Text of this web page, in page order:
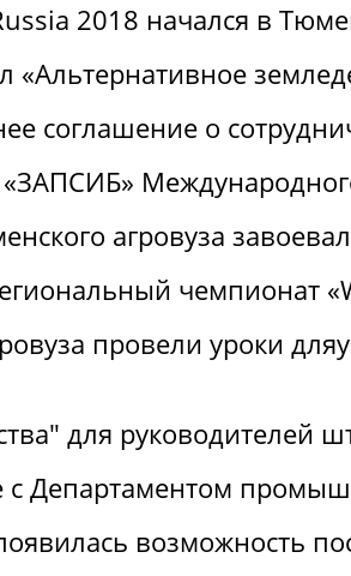
2018 начался в
«Альтернативное
соглашение о
агровуза
чемпионат
провели уроки
для руководителей
с Департаментом
возможность